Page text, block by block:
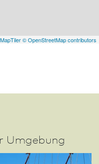
© OpenStreetMap contributors
Umgebung